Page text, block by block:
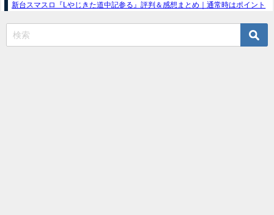
新台スマスロ『Lやじきた道中記参る』評判＆感想まとめ｜通常時はポイント
e獣王-獅子の一撃-｜スペック・攻略情報